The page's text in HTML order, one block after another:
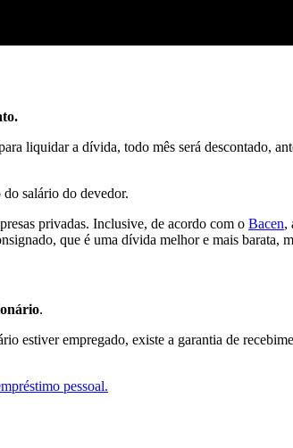
liquidar a dívida, todo mês será descontado,
salário do devedor.
privadas. Inclusive, de acordo com o Bacen,
que é uma dívida melhor e mais barata,
.
estiver empregado, existe a garantia de
pessoal.